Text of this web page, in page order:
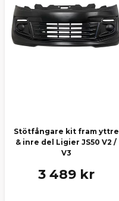
Stötfångare kit fram yttre
& inre del Ligier JS50 V2 /
V3
3 489 kr